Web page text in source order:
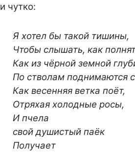
и чутко:
Я хотел бы такой тишины,
Чтобы слышать, как
Как из чёрной земной
По стволам поднимаются
Как весенняя ветка поёт,
Отряхая холодные росы,
И пчела
свой душистый паёк
Получает